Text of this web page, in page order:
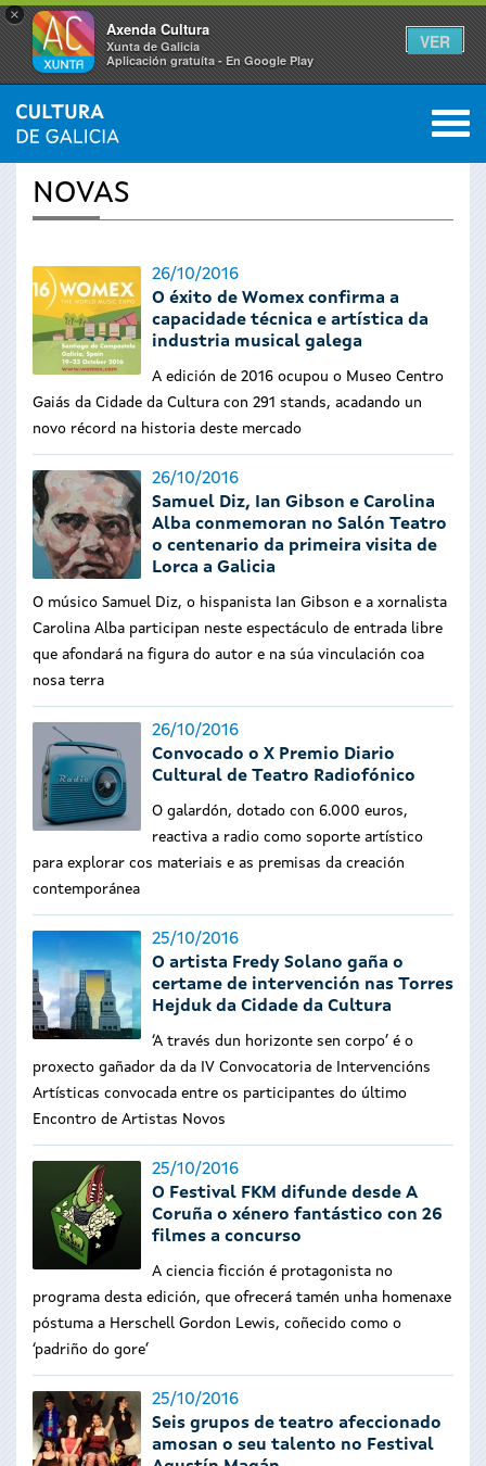
×
Axenda Cultura
Xunta de Galicia
Aplicación gratuíta - En Google Play
VER
Vostede
está
aquí
INICIO › ACTUALIDADE 0
NOVAS
26/10/2016
O éxito de Womex confirma a
capacidade técnica e artística da
industria musical galega
A edición de 2016 ocupou o Museo Centro
Gaiás da Cidade da Cultura con 291 stands, acadando un
novo récord na historia deste mercado
26/10/2016
Samuel Diz, Ian Gibson e Carolina
Alba conmemoran no Salón Teatro
o centenario da primeira visita de
Lorca a Galicia
O músico Samuel Diz, o hispanista Ian Gibson e a xornalista
Carolina Alba participan neste espectáculo de entrada libre
que afondará na figura do autor e na súa vinculación coa
nosa terra
26/10/2016
Convocado o X Premio Diario
Cultural de Teatro Radiofónico
O galardón, dotado con 6.000 euros,
reactiva a radio como soporte artístico
para explorar cos materiais e as premisas da creación
contemporánea
25/10/2016
O artista Fredy Solano gaña o
certame de intervención nas Torres
Hejduk da Cidade da Cultura
‘A través dun horizonte sen corpo’ é o
proxecto gañador da da IV Convocatoria de Intervencións
Artísticas convocada entre os participantes do último
Encontro de Artistas Novos
25/10/2016
O Festival FKM difunde desde A
Coruña o xénero fantástico con 26
filmes a concurso
A ciencia ficción é protagonista no
programa desta edición, que ofrecerá tamén unha homenaxe
póstuma a Herschell Gordon Lewis, coñecido como o
‘padriño do gore’
25/10/2016
Seis grupos de teatro afeccionado
amosan o seu talento no Festival